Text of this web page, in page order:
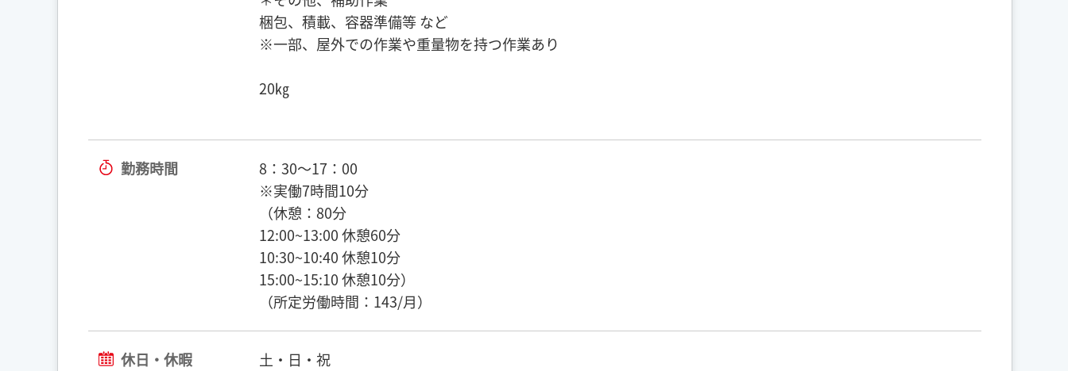
梱包、積載、容器準備等 など
※一部、屋外での作業や重量物を持つ作業あり
20㎏
勤務時間
8：30〜17：00
※実働7時間10分
（休憩：80分
12:00~13:00 休憩60分
10:30~10:40 休憩10分
15:00~15:10 休憩10分）
（所定労働時間：143/月）
休日・休暇 土・日・祝